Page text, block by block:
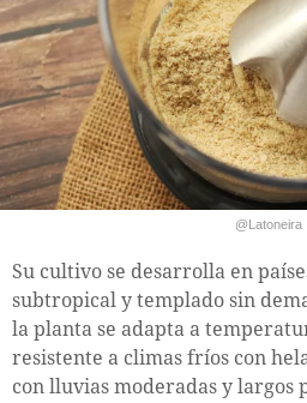
@Latoneira
Su cultivo se desarrolla en
subtropical y templado sin
la planta se adapta a
resistente a climas fríos con
con lluvias moderadas y largos